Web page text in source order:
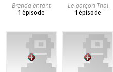
Brenda enfant
1 épisode
Le garçon Thal
1 épisode